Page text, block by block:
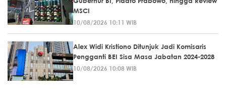
MSCI
10/08/2026 10:11 WIB
Alex Widi Kristiono Ditunjuk Jadi Komisaris
Pengganti BEI Sisa Masa Jabatan 2024-2028
10/08/2026 10:08 WIB